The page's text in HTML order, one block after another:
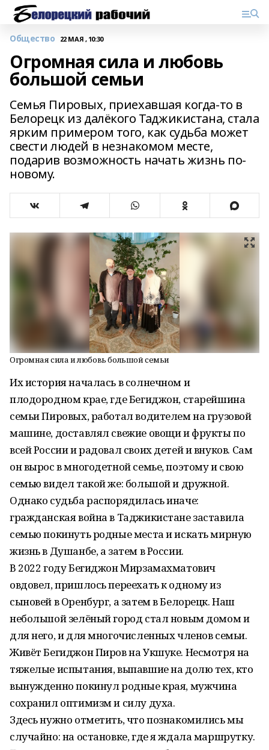
Общество 22 МАЯ , 10:30
Огромная сила и любовь
большой семьи
Семья Пировых, приехавшая когда-то в
Белорецк из далёкого Таджикистана, стала
ярким примером того, как судьба может
свести людей в незнакомом месте,
подарив возможность начать жизнь по-
новому.
Огромная сила и любовь большой семьи
Их история началась в солнечном и
плодородном крае, где Бегиджон, старейшина
семьи Пировых, работал водителем на грузовой
машине, доставлял свежие овощи и фрукты по
всей России и радовал своих детей и внуков. Сам
он вырос в многодетной семье, поэтому и свою
семью видел такой же: большой и дружной.
Однако судьба распорядилась иначе:
гражданская война в Таджикистане заставила
семью покинуть родные места и искать мирную
жизнь в Душанбе, а затем в России.
В 2022 году Бегиджон Мирзамахматович
овдовел, пришлось переехать к одному из
сыновей в Оренбург, а затем в Белорецк. Наш
небольшой зелёный город стал новым домом и
для него, и для многочисленных членов семьи.
Живёт Бегиджон Пиров на Укшуке. Несмотря на
тяжелые испытания, выпавшие на долю тех, кто
вынужденно покинул родные края, мужчина
сохранил оптимизм и силу духа.
Здесь нужно отметить, что познакомились мы
случайно: на остановке, где я ждала маршрутку.